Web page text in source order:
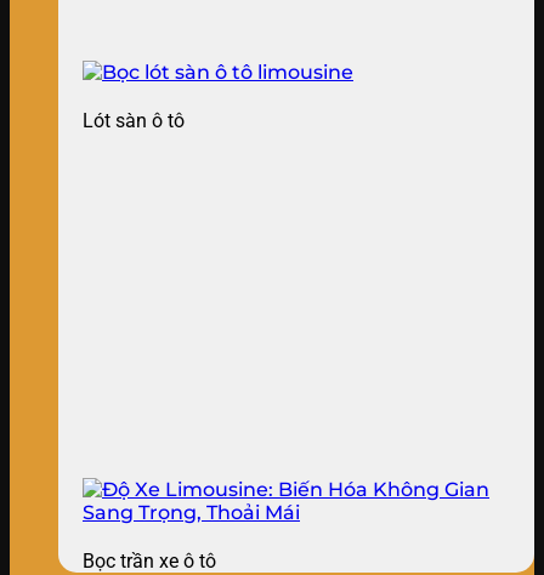
Lót sàn ô tô
Bọc trần xe ô tô